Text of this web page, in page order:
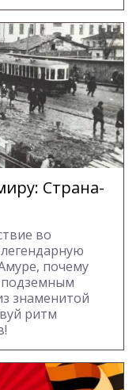
Страна-
во
почему
знаменитой
ритм